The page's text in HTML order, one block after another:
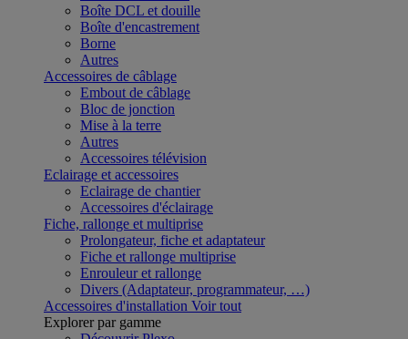
Boîte DCL et douille
Boîte d'encastrement
Borne
Autres
Accessoires de câblage
Embout de câblage
Bloc de jonction
Mise à la terre
Autres
Accessoires télévision
Eclairage et accessoires
Eclairage de chantier
Accessoires d'éclairage
Fiche, rallonge et multiprise
Prolongateur, fiche et adaptateur
Fiche et rallonge multiprise
Enrouleur et rallonge
Divers (Adaptateur, programmateur, …)
Accessoires d'installation Voir tout
Explorer par gamme